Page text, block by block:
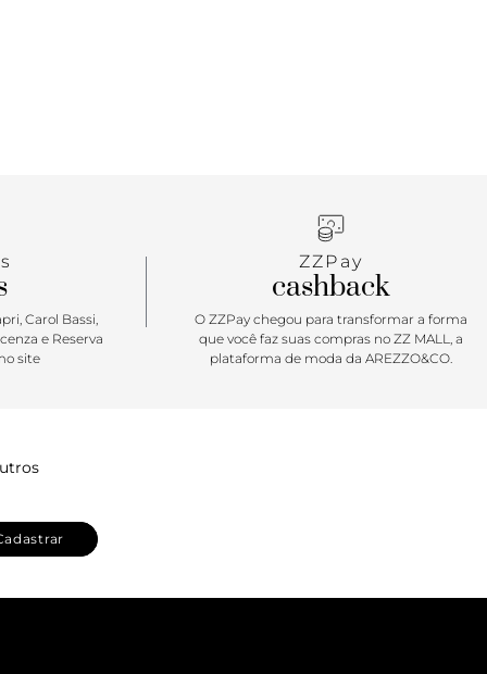
Carol Bassi,
e Reserva
site
ZZPay
cashback
O ZZPay chegou para transformar a forma
que você faz suas compras no ZZ MALL, a
plataforma de moda da AREZZO&CO.